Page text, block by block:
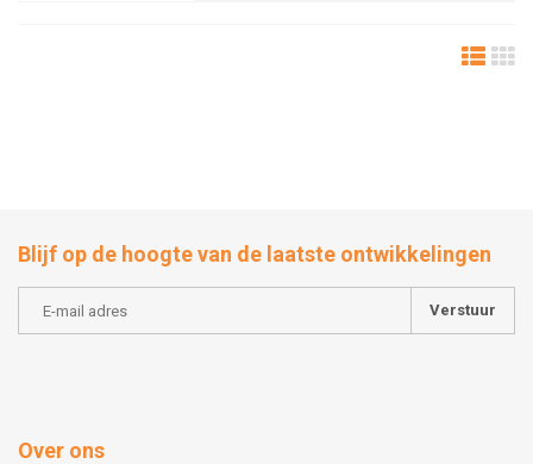
Blijf op de hoogte van de laatste ontwikkelingen
Verstuur
Over ons